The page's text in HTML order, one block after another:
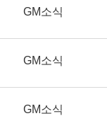
GM소식
GM소식
GM소식